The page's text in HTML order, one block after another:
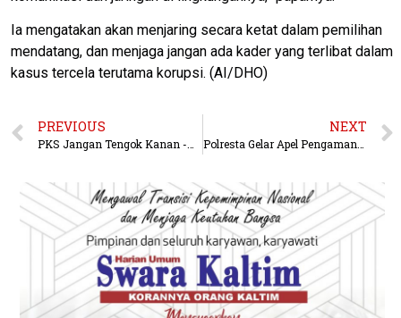
Ia mengatakan akan menjaring secara ketat dalam pemilihan
mendatang, dan menjaga jangan ada kader yang terlibat dalam
kasus tercela terutama korupsi. (AI/DHO)
PREVIOUS
PKS Jangan Tengok Kanan -Kiri -HABIB ABOE : ” Waktunya Pake Kacamata Kuda”
NEXT
Polresta Gelar Apel Pengamanan Terpadu Pergantian Tahun Baru, Kerahkan 725 Personel